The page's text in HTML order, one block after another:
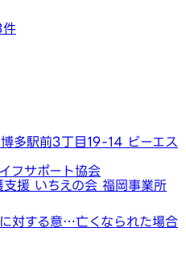
件
多駅前3丁目19-14 ビーエス
フサポート協会
援 いちえの会 福岡事業所
対する意…亡くなられた場合